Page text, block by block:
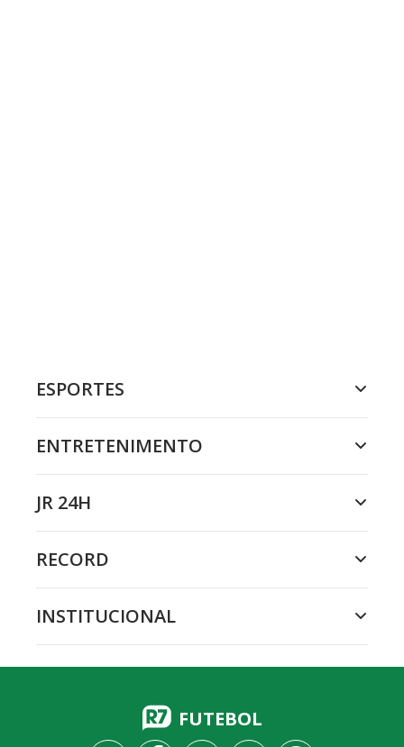
ESPORTES
ENTRETENIMENTO
JR 24H
RECORD
INSTITUCIONAL
FUTEBOL